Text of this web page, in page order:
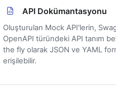
API Dokümantasyonu
Oluşturulan Mock API'lerin,
OpenAPI türündeki API tanım
the fly olarak JSON ve YAML
erişilebilir.